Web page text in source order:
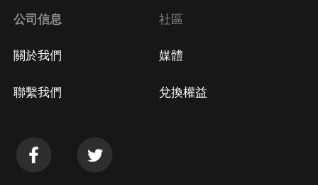
公司信息
關於我們
聯繫我們
社區
媒體
兌換權益